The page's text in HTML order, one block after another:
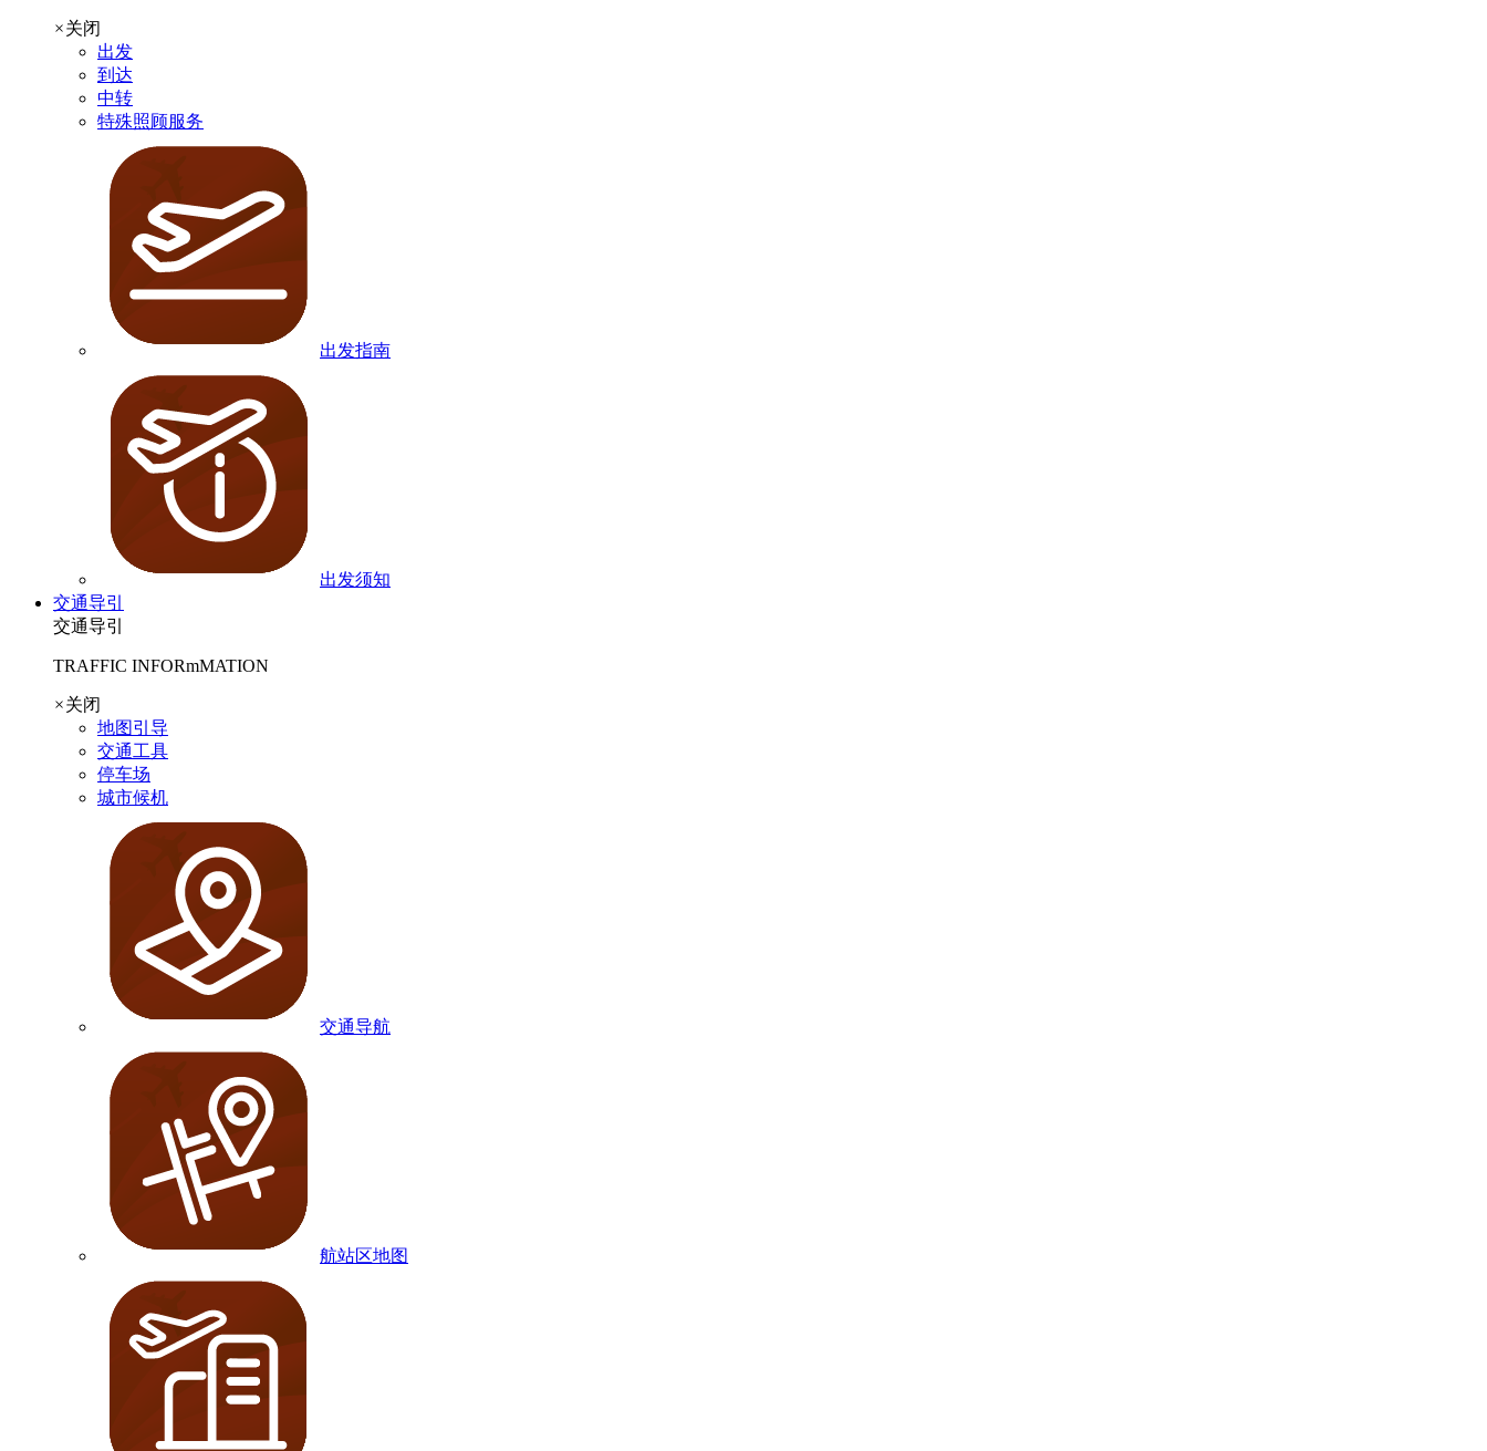
×关闭
出发
到达
中转
特殊照顾服务
出发指南
出发须知
交通导引
交通导引
TRAFFIC INFORmMATION
×关闭
地图引导
交通工具
停车场
城市候机
交通导航
航站区地图